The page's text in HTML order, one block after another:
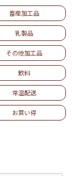
畜産加工品
乳製品
その他加工品
飲料
常温配送
お買い得